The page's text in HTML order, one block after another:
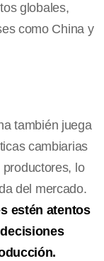
globales,
como China y
también juega
cambiarias
lo
del mercado.
estén atentos